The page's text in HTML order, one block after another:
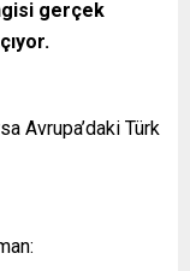
gerçek
Avrupa’daki Türk